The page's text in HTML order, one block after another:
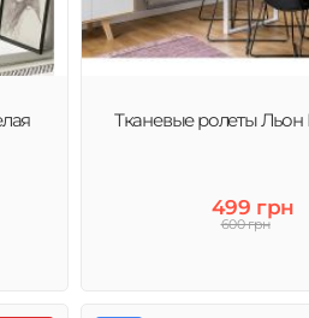
Тканевые ролеты
499 грн
600 грн